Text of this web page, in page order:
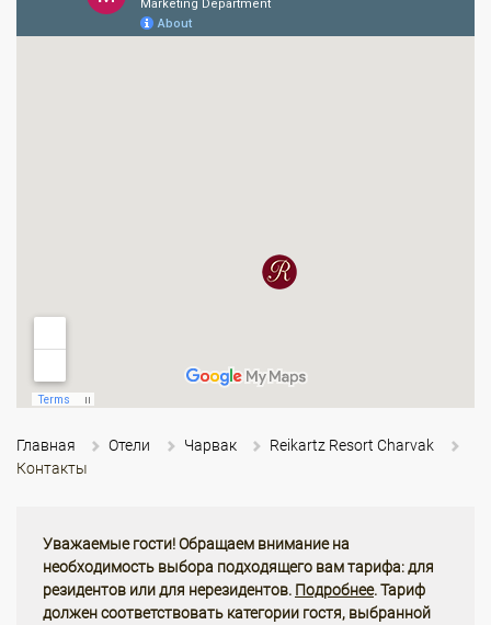
Главная Отели Чарвак
Reikartz Resort Charvak
Контакты
Уважаемые гости! Обращаем внимание на
необходимость выбора подходящего вам тарифа: для
резидентов или для нерезидентов. Подробнее. Тариф
должен соответствовать категории гостя, выбранной